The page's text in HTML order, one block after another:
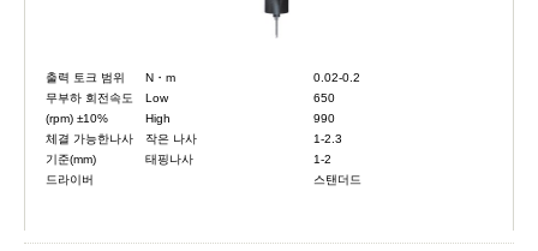
출력 토크 범위
N・m
무부하 회전속도
(rpm) ±10%
Low
High
체결 가능한나사
기준(mm)
작은 나사
태핑나사
드라이버
0.02-0.2
650
990
1-2.3
1-2
스탠더드